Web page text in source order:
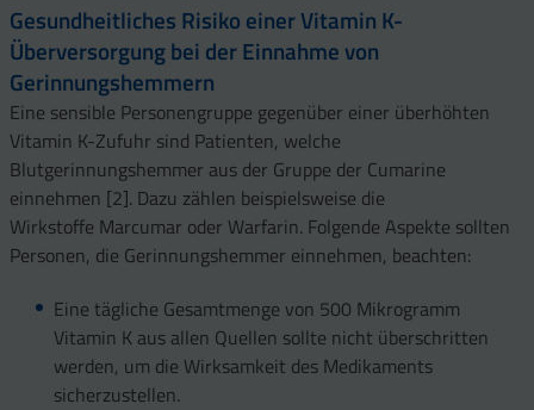
Gesundheitliches Risiko einer Vitamin K-
Überversorgung bei der Einnahme von
Gerinnungshemmern
Eine sensible Personengruppe gegenüber einer überhöhten
Vitamin K-Zufuhr sind Patienten, welche
Blutgerinnungshemmer aus der Gruppe der Cumarine
einnehmen [2]. Dazu zählen beispielsweise die
Wirkstoffe Marcumar oder Warfarin. Folgende Aspekte sollten
Personen, die Gerinnungshemmer einnehmen, beachten:
Eine tägliche Gesamtmenge von 500 Mikrogramm
Vitamin K aus allen Quellen sollte nicht überschritten
werden, um die Wirksamkeit des Medikaments
sicherzustellen.